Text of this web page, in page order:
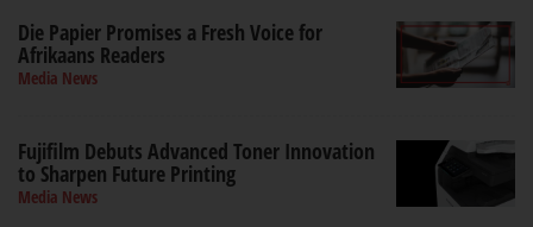
Die Papier Promises a Fresh Voice for
Afrikaans Readers
Media News
Fujifilm Debuts Advanced Toner Innovation
to Sharpen Future Printing
Media News